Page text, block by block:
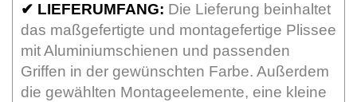
✔ LIEFERUMFANG: Die Lieferung beinhaltet
das maßgefertigte und montagefertige Plissee
mit Aluminiumschienen und passenden
Griffen in der gewünschten Farbe. Außerdem
die gewählten Montageelemente, eine kleine